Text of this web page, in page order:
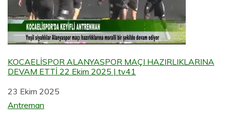
KOCAELİSPOR ALANYASPOR MAÇI HAZIRLIKLARINA
DEVAM ETTİ 22 Ekim 2025 | tv41
Tarih
23 Ekim 2025
Şuna göre:
Antreman